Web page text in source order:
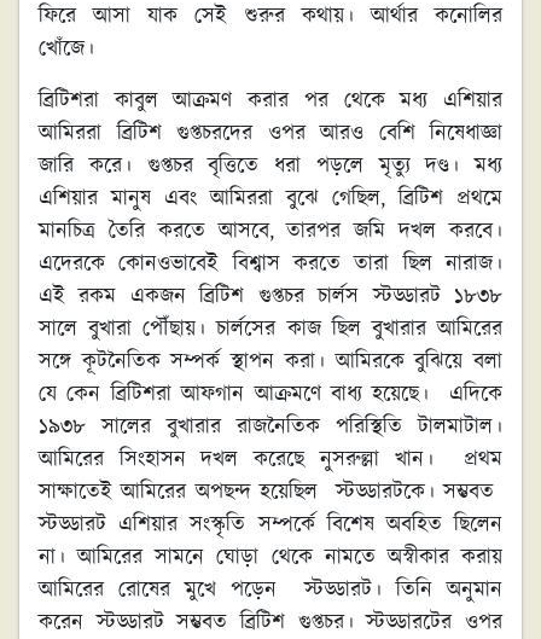
ফিরে আসা যাক সেই শুরুর কথায়। আর্থার কনোলির
খোঁজে।
ব্রিটিশরা কাবুল আক্রমণ করার পর থেকে মধ্য এশিয়ার
আমিররা ব্রিটিশ গুপ্তচরদের ওপর আরও বেশি নিষেধাজ্ঞা
জারি করে। গুপ্তচর বৃত্তিতে ধরা পড়লে মৃত্যু দণ্ড। মধ্য
এশিয়ার মানুষ এবং আমিররা বুঝে গেছিল, ব্রিটিশ প্রথমে
মানচিত্র তৈরি করতে আসবে, তারপর জমি দখল করবে।
এদেরকে কোনওভাবেই বিশ্বাস করতে তারা ছিল নারাজ।
এই রকম একজন ব্রিটিশ গুপ্তচর চার্লস স্টড্ডারট ১৮৩৮
সালে বুখারা পৌঁছায়। চার্লসের কাজ ছিল বুখারার আমিরের
সঙ্গে কূটনৈতিক সম্পর্ক স্থাপন করা। আমিরকে বুঝিয়ে বলা
যে কেন ব্রিটিশরা আফগান আক্রমণে বাধ্য হয়েছে। এদিকে
১৯৩৮ সালের বুখারার রাজনৈতিক পরিস্থিতি টালমাটাল।
আমিরের সিংহাসন দখল করেছে নুসরুল্লা খান। প্রথম
সাক্ষাতেই আমিরের অপছন্দ হয়েছিল স্টড্ডারটকে। সম্ভবত
স্টড্ডারট এশিয়ার সংস্কৃতি সম্পর্কে বিশেষ অবহিত ছিলেন
না। আমিরের সামনে ঘোড়া থেকে নামতে অস্বীকার করায়
আমিরের রোষের মুখে পড়েন স্টড্ডারট। তিনি অনুমান
করেন স্টড্ডারট সম্ভবত ব্রিটিশ গুপ্তচর। স্টড্ডারটের ওপর